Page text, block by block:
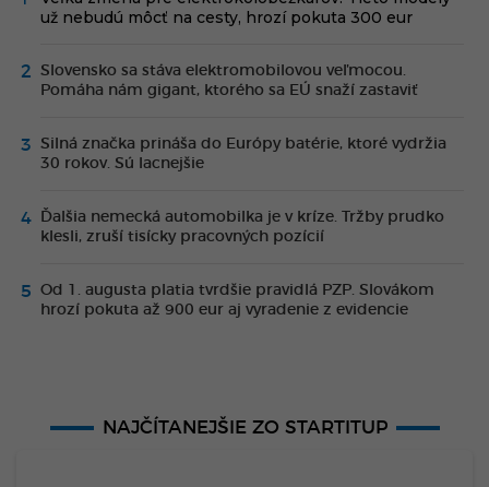
už nebudú môcť na cesty, hrozí pokuta 300 eur
Slovensko sa stáva elektromobilovou veľmocou.
Pomáha nám gigant, ktorého sa EÚ snaží zastaviť
Silná značka prináša do Európy batérie, ktoré vydržia
30 rokov. Sú lacnejšie
Ďalšia nemecká automobilka je v kríze. Tržby prudko
klesli, zruší tisícky pracovných pozícií
Od 1. augusta platia tvrdšie pravidlá PZP. Slovákom
hrozí pokuta až 900 eur aj vyradenie z evidencie
NAJČÍTANEJŠIE ZO STARTITUP